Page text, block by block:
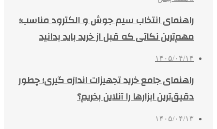
راهنمای انتخاب سیم جوش و الکترود مناسب؛
مهم‌ترین نکاتی که قبل از خرید باید بدانید
۱۴۰۵/۰۴/۱۴
راهنمای جامع خرید تجهیزات اندازه گیری؛ چطور
دقیق‌ترین ابزارها را آنلاین بخریم؟
۱۴۰۵/۰۴/۱۳